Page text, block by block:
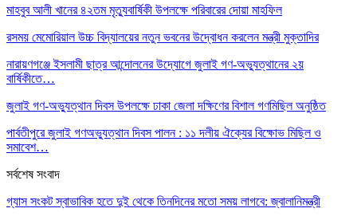
মাহবুব আলী খানের ৪২তম মৃত্যুবার্ষিকী উপলক্ষে পরিবারের দোয়া মাহফিল
রসময় মেমোরিয়াল উচ্চ বিদ্যালয়ের নতুন ভবনের উদ্বোধন করলেন মন্ত্রী মুক্তাদির
নারায়ণগঞ্জে ইসলামী ছাত্র আন্দোলনের উদ্যোগে জুলাই গণ-অভ্যুত্থানের ২য়
বার্ষিকীতে…
জুলাই গণ-অভ্যুত্থান দিবস উপলক্ষে ঢাকা জেলা দক্ষিণের বিশাল গণমিছিল অনুষ্ঠিত
পার্বতীপুরে জুলাই গণঅভ্যুত্থান দিবস পালন : ১১ দলীয় ঐক্যের বিক্ষোভ মিছিল ও
সমাবেশ…
সর্বশেষ সংবাদ
গ্যাস সংকট স্বাভাবিক হতে দুই থেকে তিনদিনের মতো সময় লাগবে: জ্বালানিমন্ত্রী